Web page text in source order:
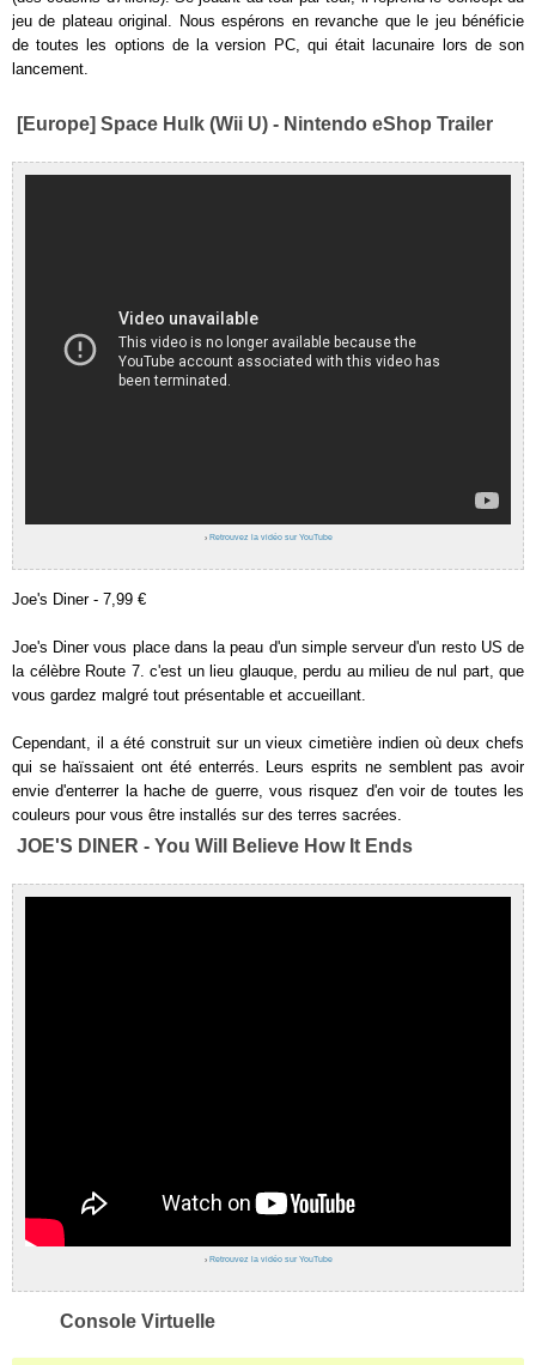
jeu de plateau original. Nous espérons en revanche que le jeu bénéficie
de toutes les options de la version PC, qui était lacunaire lors de son
lancement.
[Europe] Space Hulk (Wii U) - Nintendo eShop Trailer
› Retrouvez la vidéo sur YouTube
Joe's Diner - 7,99 €
Joe's Diner vous place dans la peau d'un simple serveur d'un resto US de
la célèbre Route 7. c'est un lieu glauque, perdu au milieu de nul part, que
vous gardez malgré tout présentable et accueillant.
Cependant, il a été construit sur un vieux cimetière indien où deux chefs
qui se haïssaient ont été enterrés. Leurs esprits ne semblent pas avoir
envie d'enterrer la hache de guerre, vous risquez d'en voir de toutes les
couleurs pour vous être installés sur des terres sacrées.
JOE'S DINER - You Will Believe How It Ends
› Retrouvez la vidéo sur YouTube
Console Virtuelle